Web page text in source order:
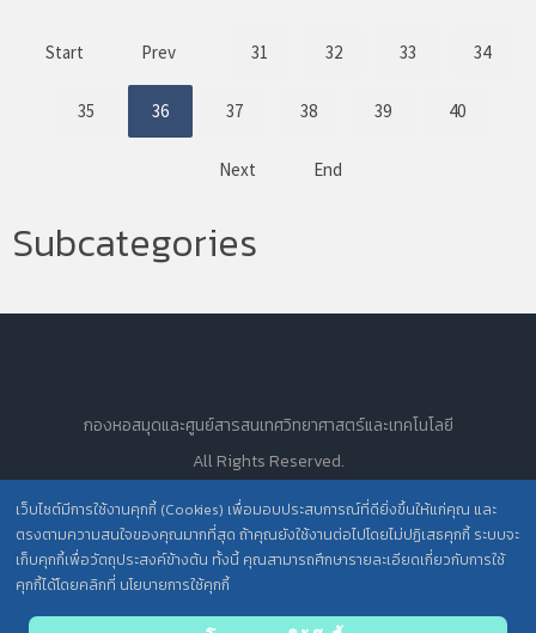
Start Prev 31 32 33 34
35 36 37 38 39 40
Next End
Subcategories
เว็บไซต์มีการใช้งานคุกกี้ (Cookies) เพื่อมอบประสบการณ์ที่ดียิ่งขึ้นให้แก่คุณ และ
ตรงตามความสนใจของคุณมากที่สุด ถ้าคุณยังใช้งานต่อไปโดยไม่ปฏิเสธคุกกี้ ระบบจะ
เก็บคุกกี้เพื่อวัตถุประสงค์ข้างต้น ทั้งนี้ คุณสามารถศึกษารายละเอียดเกี่ยวกับการใช้
คุกกี้ได้โดยคลิกที่ นโยบายการใช้คุกกี้
กองหอสมุดและศูนย์สารสนเทศวิทยาศาสตร์และเทคโนโลยี
All Rights Reserved.
นโยบายการคุ้มครองข้อมูลส่วนบุคคล วศ. /
ประกาศความเป็นส่วนตัว (Privacy Notice) สำหรับการบริการสารสนเทศ